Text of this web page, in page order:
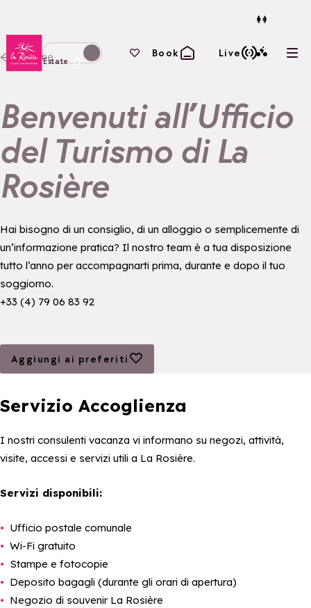
Torna alla home page
Passa alla modalità invernale
Estate
I tuoi preferiti
Book Live
Home
Benvenuti all’Ufficio
del Turismo di La
Rosière
Hai bisogno di un consiglio, di un alloggio o semplicemente di
un’informazione pratica? Il nostro team è a tua disposizione
tutto l’anno per accompagnarti prima, durante e dopo il tuo
soggiorno.
+33 (4) 79 06 83 92
Aggiungi ai preferiti
Aggiungi ai preferiti
Servizio Accoglienza
I nostri consulenti vacanza vi informano su negozi, attività,
visite, accessi e servizi utili a La Rosière.
Servizi disponibili:
Ufficio postale comunale
Wi-Fi gratuito
Stampe e fotocopie
Deposito bagagli (durante gli orari di apertura)
Negozio di souvenir La Rosière